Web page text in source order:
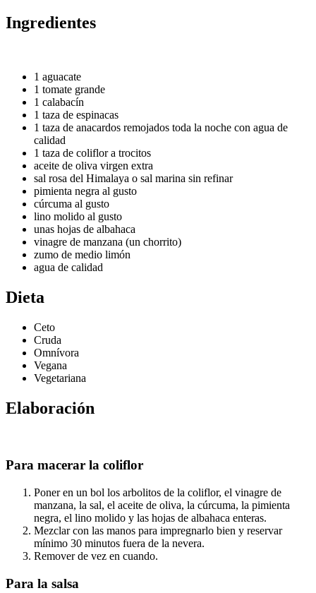
Ingredientes
1 aguacate
1 tomate grande
1 calabacín
1 taza de espinacas
1 taza de anacardos remojados toda la noche con agua de
calidad
1 taza de coliflor a trocitos
aceite de oliva virgen extra
sal rosa del Himalaya o sal marina sin refinar
pimienta negra al gusto
cúrcuma al gusto
lino molido al gusto
unas hojas de albahaca
vinagre de manzana (un chorrito)
zumo de medio limón
agua de calidad
Dieta
Ceto
Cruda
Omnívora
Vegana
Vegetariana
Elaboración
Para macerar la coliflor
Poner en un bol los arbolitos de la coliflor, el vinagre de
manzana, la sal, el aceite de oliva, la cúrcuma, la pimienta
negra, el lino molido y las hojas de albahaca enteras.
Mezclar con las manos para impregnarlo bien y reservar
mínimo 30 minutos fuera de la nevera.
Remover de vez en cuando.
Para la salsa